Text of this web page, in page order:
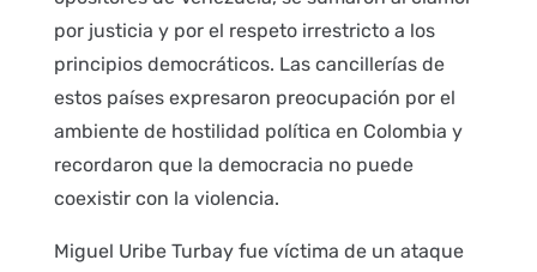
por justicia y por el respeto irrestricto a los
principios democráticos. Las cancillerías de
estos países expresaron preocupación por el
ambiente de hostilidad política en Colombia y
recordaron que la democracia no puede
coexistir con la violencia.
Miguel Uribe Turbay fue víctima de un ataque